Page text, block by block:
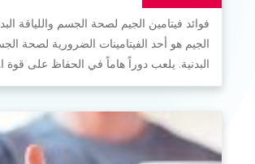
فوائد فيتامين الجيم لصحة الجسم واللياقة
الجيم هو أحد الفيتامينات الضرورية لصحة
البدنية. يلعب دوراً هاماً في الحفاظ على قوة